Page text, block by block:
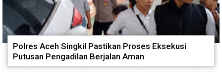
Polres Aceh Singkil Pastikan Proses Eksekusi
Putusan Pengadilan Berjalan Aman